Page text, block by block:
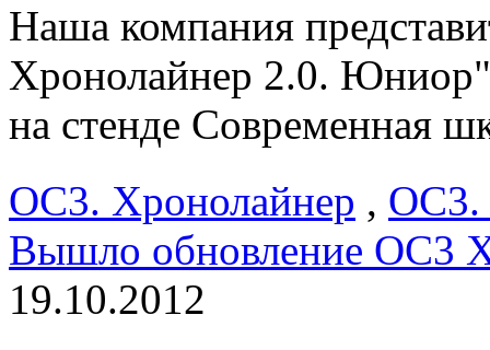
Наша компания
Хронолайнер 2.0.
на стенде Современная
ОС3. Хронолайнер , ОС3.
Вышло обновление ОС3
19.10.2012